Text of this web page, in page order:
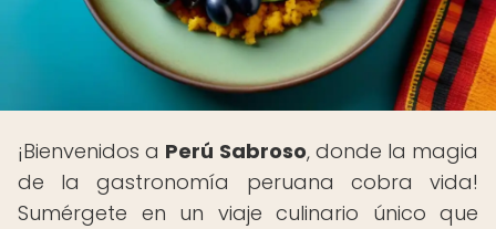
¡Bienvenidos a Perú Sabroso, donde la magia
de la gastronomía peruana cobra vida!
Sumérgete en un viaje culinario único que